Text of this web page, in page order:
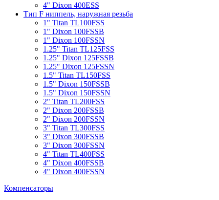
4" Dixon 400ESS
Тип F ниппель, наружная резьба
1" Titan TL100FSS
1" Dixon 100FSSB
1" Dixon 100FSSN
1.25" Titan TL125FSS
1.25" Dixon 125FSSB
1.25" Dixon 125FSSN
1.5" Titan TL150FSS
1.5" Dixon 150FSSB
1.5" Dixon 150FSSN
2" Titan TL200FSS
2" Dixon 200FSSB
2" Dixon 200FSSN
3" Titan TL300FSS
3" Dixon 300FSSB
3" Dixon 300FSSN
4" Titan TL400FSS
4" Dixon 400FSSB
4" Dixon 400FSSN
Компенсаторы